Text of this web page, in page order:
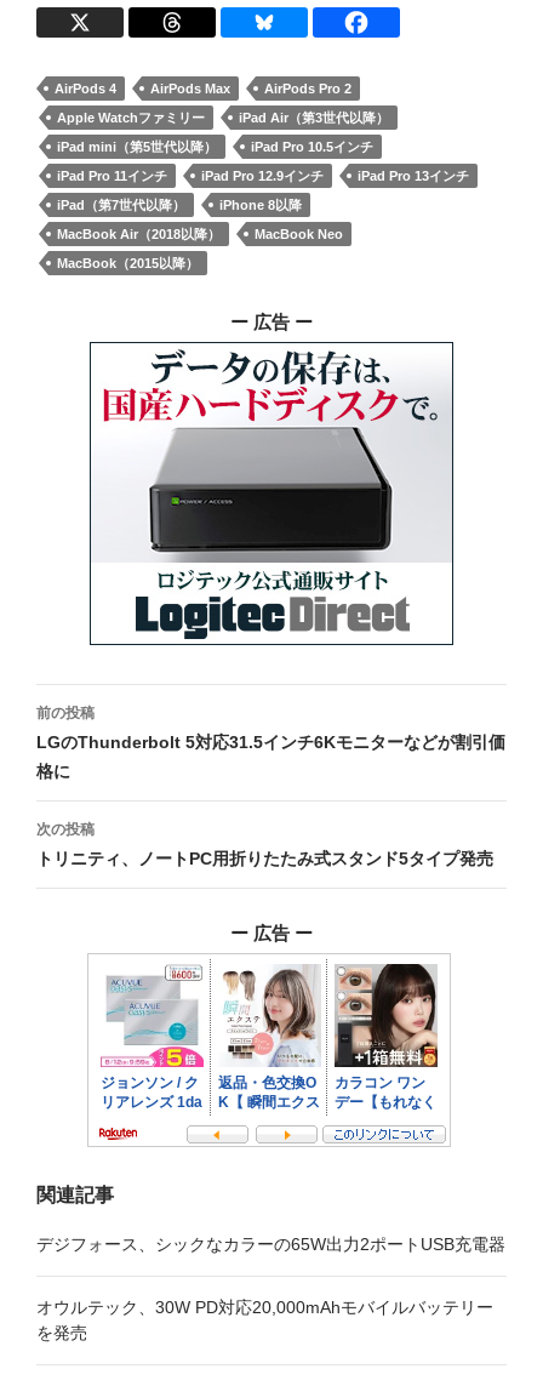
AirPods 4 AirPods Max
AirPods Pro 2
Apple Watchファミリー
iPad Air（第3世代以降）
iPad mini（第5世代以降）
iPad Pro 10.5インチ
iPad Pro 11インチ
iPad Pro 12.9インチ
iPad Pro 13インチ
iPad（第7世代以降）
iPhone 8以降
MacBook Air（2018以降）
MacBook Neo
MacBook（2015以降）
ー 広告 ー
投
稿
ナ
ビ
ゲ
前の投稿
LGのThunderbolt 5対応31.5インチ6Kモニターなどが割引価
格に
次の投稿
トリニティ、ノートPC用折りたたみ式スタンド5タイプ発売
ー 広告 ー
関連記事
デジフォース、シックなカラーの65W出力2ポートUSB充電器
オウルテック、30W PD対応20,000mAhモバイルバッテリー
を発売